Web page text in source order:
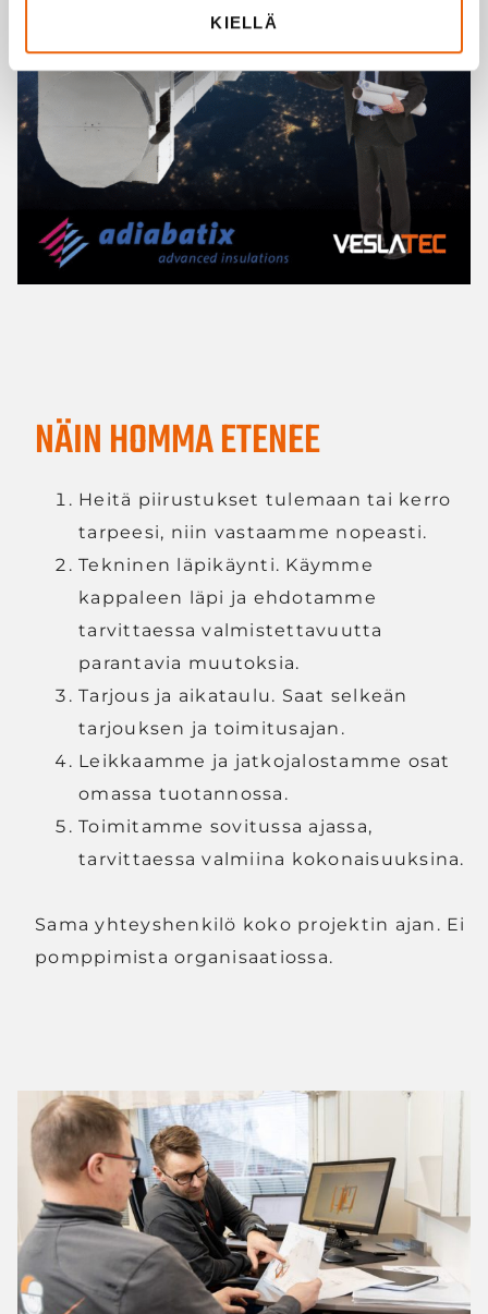
KIELLÄ
NÄIN HOMMA ETENEE
Heitä piirustukset tulemaan tai kerro
tarpeesi, niin vastaamme nopeasti.
Tekninen läpikäynti. Käymme
kappaleen läpi ja ehdotamme
tarvittaessa valmistettavuutta
parantavia muutoksia.
Tarjous ja aikataulu. Saat selkeän
tarjouksen ja toimitusajan.
Leikkaamme ja jatkojalostamme osat
omassa tuotannossa.
Toimitamme sovitussa ajassa,
tarvittaessa valmiina kokonaisuuksina.
Sama yhteyshenkilö koko projektin ajan. Ei
pomppimista organisaatiossa.